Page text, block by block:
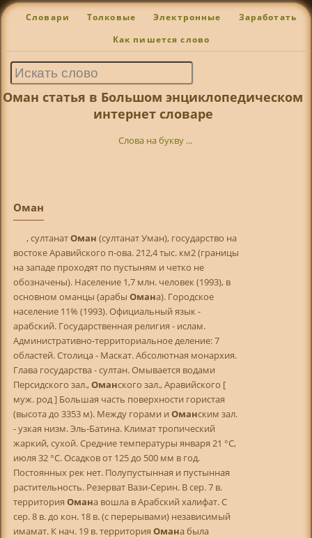
Словари Толковые Электронные Заработать
Как пишется слово
Оман статья в Большом энциклопедическом
интернет словаре
Слова на букву ...
Оман
, cултанатОман (cултанат Уман), государство на
востоке Аравийского п-ова. 212,4 тыс. км2 (границы
на западе проходят по пустыням и четко не
обозначены). Население 1,7 млн. человек (1993), в
основном оманцы (арабы Омана). Городское
население 11% (1993). Официальный язык -
арабский. Государственная религия - ислам.
Административно-территориальное деление: 7
областей. Столица - Маскат. Абсолютная монархия.
Глава государства - султан. Омывается водами
Персидского зал.,Оманского зал., Аравийского [
муж. род ] Большая часть поверхности гористая
(высота до 3353 м). Между горами и Оманским зал.
- узкая низм. Эль-Батина. Климат тропический
жаркий, сухой. Средние температуры января 21 °С,
июля 32 °С. Осадков от 125 до 500 мм в год.
Постоянных рек нет. Полупустынная и пустынная
растительность. Резерват Вази-Серин. В сер. 7 в.
территория Омана вошла в Арабcкий халифат. С
сер. 8 в. до кон. 18 в. (с перерывами) независимый
имамат. К нач. 19 в. территория Омана была